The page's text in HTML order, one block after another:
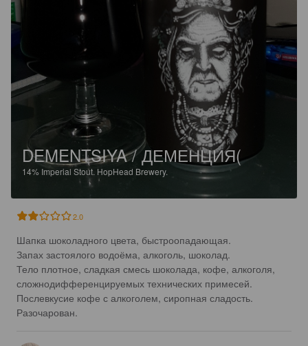
DEMENTSIYA / ДЕМЕНЦИЯ(
14% Imperial Stout. HopHead Brewery.
2.0
Шапка шоколадного цвета, быстроопадающая.
Запах застоялого водоёма, алкоголь, шоколад.
Тело плотное, сладкая смесь шоколада, кофе, алкоголя,
сложнодифференцируемых технических примесей.
Послевкусие кофе с алкоголем, сиропная сладость.
Разочарован.